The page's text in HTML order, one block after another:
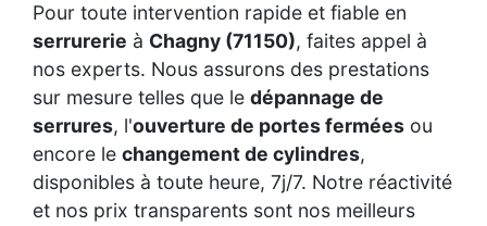
Pour toute intervention rapide et fiable en
serrurerie à Chagny (71150), faites appel à
nos experts. Nous assurons des prestations
sur mesure telles que le dépannage de
serrures, l'ouverture de portes fermées ou
encore le changement de cylindres,
disponibles à toute heure, 7j/7. Notre réactivité
et nos prix transparents sont nos meilleurs